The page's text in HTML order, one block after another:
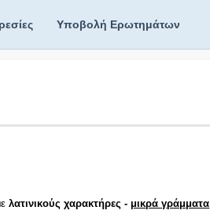
Υποβολή Ερωτημάτων
λατινικούς χαρακτήρες - μικρά γράμματα